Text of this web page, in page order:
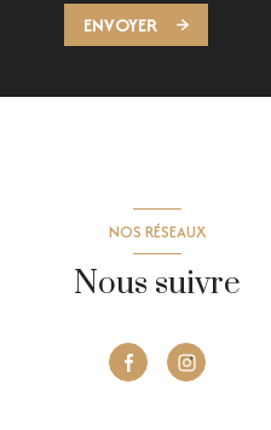
ENVOYER
NOS RÉSEAUX
Nous suivre